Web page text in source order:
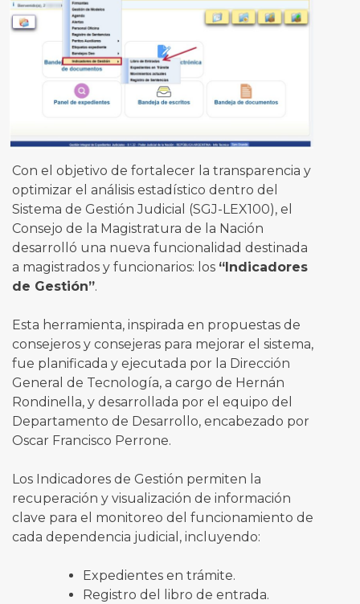
Con el objetivo de fortalecer la transparencia y
optimizar el análisis estadístico dentro del
Sistema de Gestión Judicial (SGJ-LEX100), el
Consejo de la Magistratura de la Nación
desarrolló una nueva funcionalidad destinada
a magistrados y funcionarios: los “Indicadores
de Gestión”.
Esta herramienta, inspirada en propuestas de
consejeros y consejeras para mejorar el sistema,
fue planificada y ejecutada por la Dirección
General de Tecnología, a cargo de Hernán
Rondinella, y desarrollada por el equipo del
Departamento de Desarrollo, encabezado por
Oscar Francisco Perrone.
Los Indicadores de Gestión permiten la
recuperación y visualización de información
clave para el monitoreo del funcionamiento de
cada dependencia judicial, incluyendo:
Expedientes en trámite.
Registro del libro de entrada.